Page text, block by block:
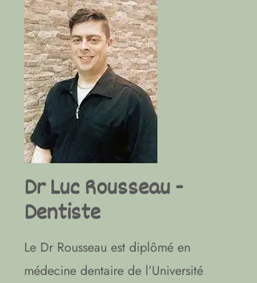
Dr Luc Rousseau -
Dentiste
Le Dr Rousseau est diplômé en
médecine dentaire de l’Université